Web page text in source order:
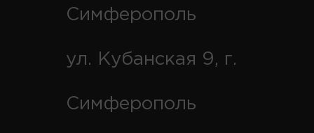
Симферополь
ул. Кубанская 9, г.
Симферополь